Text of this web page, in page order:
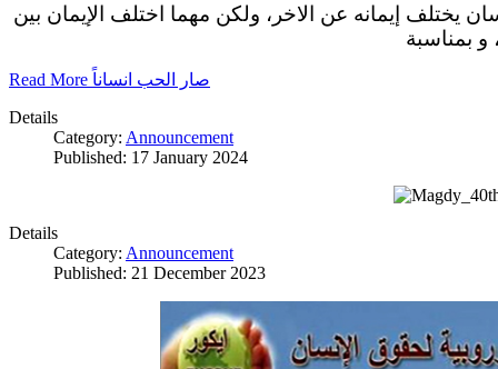
يختلف إيمانه عن الاخر، ولكن مهما اختلف الإيمان بين
و بمناسبة
Read More صار الحب انساناً
Details
Category: Announcement
Published: 17 January 2024
Details
Category: Announcement
Published: 21 December 2023